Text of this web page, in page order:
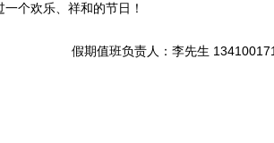
个欢乐、祥和的节日！
假期值班负责人：李先生